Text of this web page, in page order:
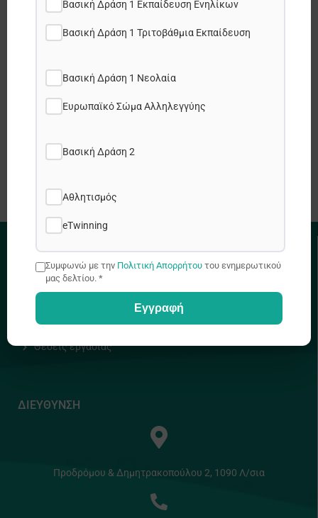
Facebook
X
ΧΡΗΣΙΜΟΙ ΣΥΝΔΕΣΜΟΙ
Πολιτική Απορρήτου
Θέσεις εργασίας
ΔΙΕΥΘΥΝΣΗ
Προδρόμου & Δημητρακοπούλου 2, 1090 Λ/σια
Βασική Δράση 1 Εκπαίδευση Ενηλίκων
Βασική Δράση 1 Τριτοβάθμια Εκπαίδευση
Βασική Δράση 1 Νεολαία
Ευρωπαϊκό Σώμα Αλληλεγγύης
Βασική Δράση 2
Αθλητισμός
eTwinning
Συμφωνώ με την Πολιτική Απορρήτου του ενημερωτικού
μας δελτίου. *
Εγγραφή